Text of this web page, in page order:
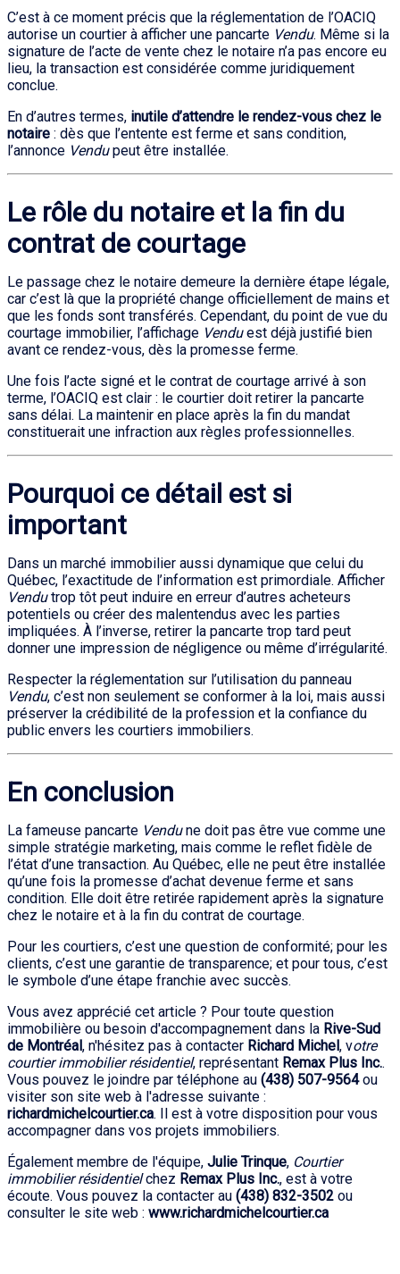
C’est à ce moment précis que la réglementation de l’OACIQ
autorise un courtier à afficher une pancarte Vendu. Même si la
signature de l’acte de vente chez le notaire n’a pas encore eu
lieu, la transaction est considérée comme juridiquement
conclue.
En d’autres termes, inutile d’attendre le rendez-vous chez le
notaire : dès que l’entente est ferme et sans condition,
l’annonce Vendupeut être installée.
Le rôle du notaire et la fin du
contrat de courtage
Le passage chez le notaire demeure la dernière étape légale,
car c’est là que la propriété change officiellement de mains et
que les fonds sont transférés. Cependant, du point de vue du
courtage immobilier, l’affichage Venduest déjà justifié bien
avant ce rendez-vous, dès la promesse ferme.
Une fois l’acte signé et le contrat de courtage arrivé à son
terme, l’OACIQ est clair : le courtier doit retirer la pancarte
sans délai. La maintenir en place après la fin du mandat
constituerait une infraction aux règles professionnelles.
Pourquoi ce détail est si
important
Dans un marché immobilier aussi dynamique que celui du
Québec, l’exactitude de l’information est primordiale. Afficher
Vendutrop tôt peut induire en erreur d’autres acheteurs
potentiels ou créer des malentendus avec les parties
impliquées. À l’inverse, retirer la pancarte trop tard peut
donner une impression de négligence ou même d’irrégularité.
Respecter la réglementation sur l’utilisation du panneau
Vendu, c’est non seulement se conformer à la loi, mais aussi
préserver la crédibilité de la profession et la confiance du
public envers les courtiers immobiliers.
En conclusion
La fameuse pancarte Vendune doit pas être vue comme une
simple stratégie marketing, mais comme le reflet fidèle de
l’état d’une transaction. Au Québec, elle ne peut être installée
qu’une fois la promesse d’achat devenue ferme et sans
condition. Elle doit être retirée rapidement après la signature
chez le notaire et à la fin du contrat de courtage.
Pour les courtiers, c’est une question de conformité; pour les
clients, c’est une garantie de transparence; et pour tous, c’est
le symbole d’une étape franchie avec succès.
Vous avez apprécié cet article ? Pour toute question
immobilière ou besoin d'accompagnement dans la Rive-Sud
de Montréal , n'hésitez pas à contacter Richard Michel , votre
courtier immobilier résidentiel, représentant Remax Plus Inc..
Vous pouvez le joindre par téléphone au (438) 507-9564ou
visiter son site web à l'adresse suivante :
richardmichelcourtier.ca. Il est à votre disposition pour vous
accompagner dans vos projets immobiliers.
Également membre de l'équipe, Julie Trinque, Courtier
immobilier résidentielchez Remax Plus Inc., est à votre
écoute. Vous pouvez la contacter au (438) 832-3502 ou
consulter le site web : www.richardmichelcourtier.ca